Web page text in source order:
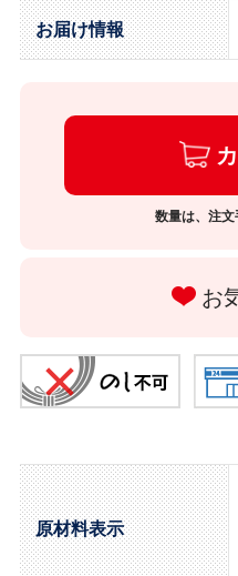
お届け情報
数量は、注文
お
原材料表示